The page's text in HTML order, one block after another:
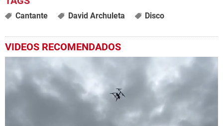
Cantante David Archuleta Disco
VIDEOS RECOMENDADOS